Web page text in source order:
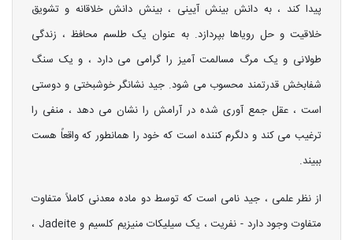
پیدا کند ، به دانش بینش آیینی ، بینش دانش خلاقانه و تشویق
خلاقیت و حل رویاها بپردازد. به عنوان یک طلسم محافظ ، زندگی
طولانی و یک مرگ مسالمت آمیز را گرامی می دارد ، و یک سنگ
شفابخش قدرتمند محسوب می شود. جید نشانگر خوشبختی و دوستی
است ، عقل جمع آوری شده در آرامش را نشان می دهد ، منفی را
ترغیب می کند و دلگرم کننده است که خود را همانطور که واقعاً هست
ببیند.
از نظر علمی ، جید نامی است که توسط دو ماده معدنی کاملاً متفاوت
متفاوت وجود دارد - نفریت ، یک سیلیکات منیزیم کلسیم و Jadeite ،